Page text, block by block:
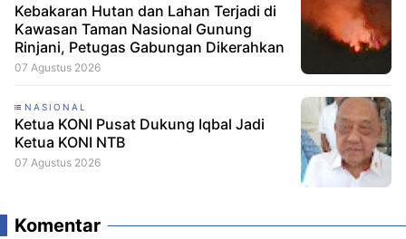
Kebakaran Hutan dan Lahan Terjadi di
Kawasan Taman Nasional Gunung
Rinjani, Petugas Gabungan Dikerahkan
07 Agustus 2026
NASIONAL
Ketua KONI Pusat Dukung Iqbal Jadi
Ketua KONI NTB
07 Agustus 2026
Komentar